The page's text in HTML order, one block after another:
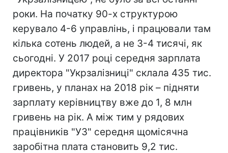
роки. На початку 90-х структурою
керувало 4-6 управлінь, і працювали там
кілька сотень людей, а не 3-4 тисячі, як
сьогодні. У 2017 році середня зарплата
директора "Укрзалізниці" склала 435 тис.
гривень, у планах на 2018 рік – підняти
зарплату керівництву вже до 1, 8 млн
гривень на рік. А між тим у рядових
працівників "УЗ" середня щомісячна
заробітна плата становить 9,2 тис.